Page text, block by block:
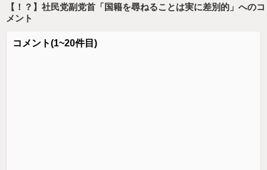
【！？】社民党副党首「国籍を尋ねることは実に差別的」 へのコ
メント
コメント(1~20件目)